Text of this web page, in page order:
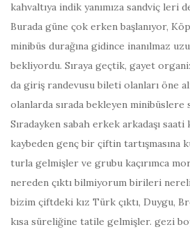
kahvaltıya indik yanımıza sandviç leri
Burada güne çok erken başlanıyor,
minibüs durağına gidince inanılmaz
bekliyordu. Sıraya geçtik, gayet
da giriş randevusu bileti olanları öne
olanlarda sırada bekleyen minibüslere
Sıradayken sabah erkek arkadaşı saati
kaybeden genç bir çiftin tartışmasına
turla gelmişler ve grubu kaçırımca
nereden çıktı bilmiyorum birileri
bizim çiftdeki kız Türk çıktı, Duygu,
kısa süreliğine tatile gelmişler. gezi